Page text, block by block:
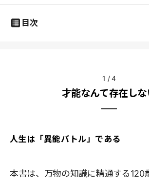
目次
1 /4
才能なんて存在しな
人生は「異能バトル」である
本書は、万物の知識に精通する120